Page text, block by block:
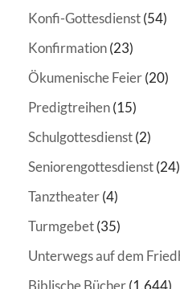
Konfi-Gottesdienst(54)
Konfirmation(23)
Ökumenische Feier(20)
Predigtreihen(15)
Schulgottesdienst(2)
Seniorengottesdienst(24)
Tanztheater(4)
Turmgebet(35)
Unterwegs auf dem
Biblische Bücher(1.644)